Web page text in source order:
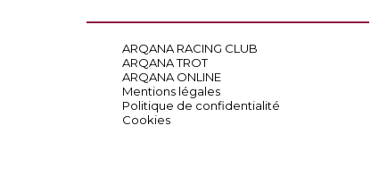
ARQANA RACING CLUB
ARQANA TROT
ARQANA ONLINE
Mentions légales
Politique de confidentialité
Cookies